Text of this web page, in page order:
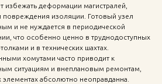
избежать деформации магистралей,
повреждения изоляции. Готовый узел
и не нуждается в периодической
что особенно ценно в труднодоступных
и в технических шахтах.
хомутами часто приводит к
ситуациям и внеплановым ремонтам,
абсолютно неоправданна.